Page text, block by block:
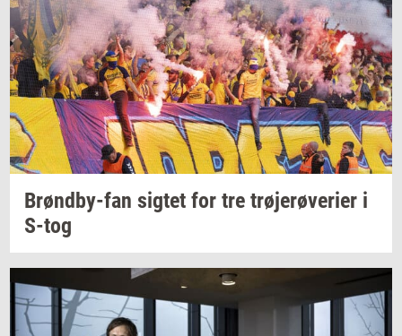
Brøndby-​fan sig­tet for tre trø­je­rø­ve­ri­er i
S-tog